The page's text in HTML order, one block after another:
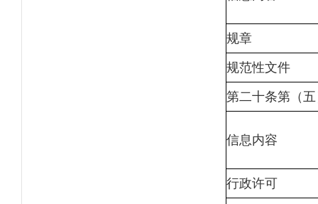
规章
规范性文件
第二十条第（
信息内容
行政许可